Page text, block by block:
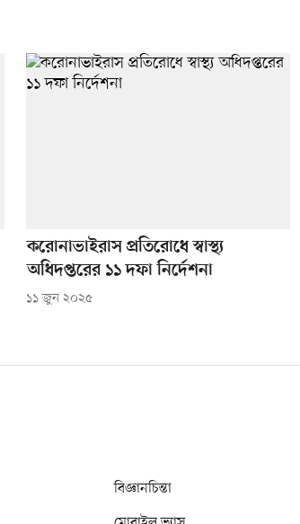
করোনাভাইরাস প্রতিরোধে স্বাস্থ্য
অধিদপ্তরের ১১ দফা নির্দেশনা
১১ জুন ২০২৫
বিজ্ঞানচিন্তা